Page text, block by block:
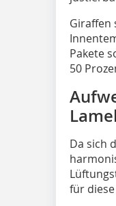
Giraffen
Pakete
50
Da sich
für